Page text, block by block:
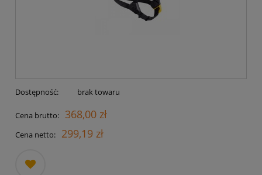
Dostępność: brak towaru
Cena brutto: 368,00 zł
Cena netto: 299,19 zł
dodaj